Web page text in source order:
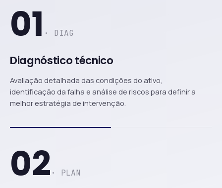
01 · DIAG
Diagnóstico técnico
Avaliação detalhada das condições do ativo,
identificação da falha e análise de riscos para definir a
melhor estratégia de intervenção.
02 · PLAN